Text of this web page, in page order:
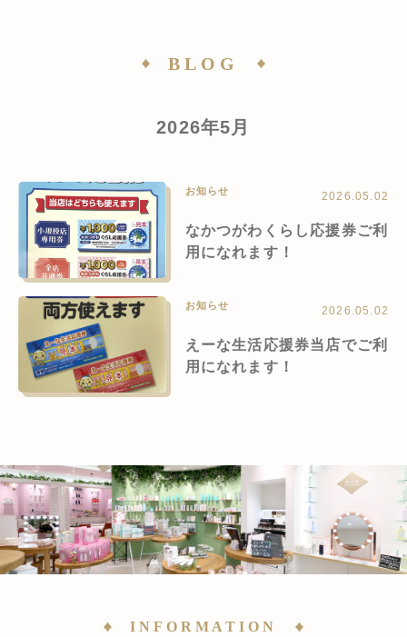
BLOG
2026年5月
お知らせ 2026.05.02
なかつがわくらし応援券ご利
用になれます！
お知らせ 2026.05.02
えーな生活応援券当店でご利
用になれます！
INFORMATION